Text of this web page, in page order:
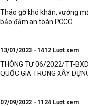
Tháo gỡ khó khăn, vướng
bảo đảm an toàn PCCC
13/01/2023 1412 Lượt xem
THÔNG TƯ 06/2022/TT-BXD
QUỐC GIA TRONG XÂY
07/09/2022 1124 Lượt xem